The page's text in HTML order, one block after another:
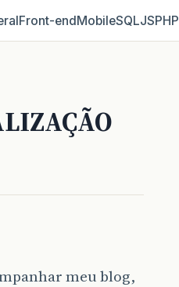
Front‑endMobileSQLJSPHP
meu blog,